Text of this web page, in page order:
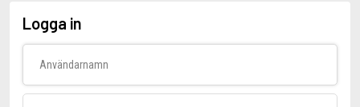
Logga in